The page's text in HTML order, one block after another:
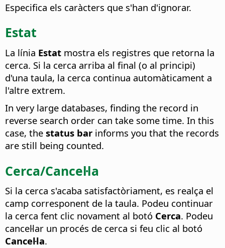
Especifica els caràcters que s'han d'ignorar.
Estat
La línia Estat mostra els registres que retorna la
cerca. Si la cerca arriba al final (o al principi)
d'una taula, la cerca continua automàticament a
l'altre extrem.
In very large databases, finding the record in
reverse search order can take some time. In this
case, the status bar informs you that the records
are still being counted.
Cerca/Cancel·la
Si la cerca s'acaba satisfactòriament, es realça el
camp corresponent de la taula. Podeu continuar
la cerca fent clic novament al botó Cerca. Podeu
cancel·lar un procés de cerca si feu clic al botó
Cancel·la.